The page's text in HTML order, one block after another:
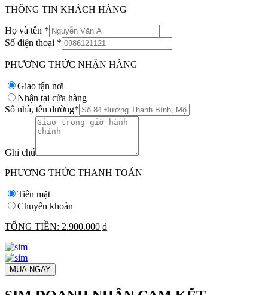
THÔNG TIN KHÁCH HÀNG
Họ và tên *
Số điện thoại *
PHƯƠNG THỨC NHẬN HÀNG
Giao tận nơi
Nhận tại cửa hàng
Số nhà, tên đường*
Ghi chú
PHƯƠNG THỨC THANH TOÁN
Tiền mặt
Chuyển khoản
TỔNG TIỀN: 2.900.000 ₫
MUA NGAY